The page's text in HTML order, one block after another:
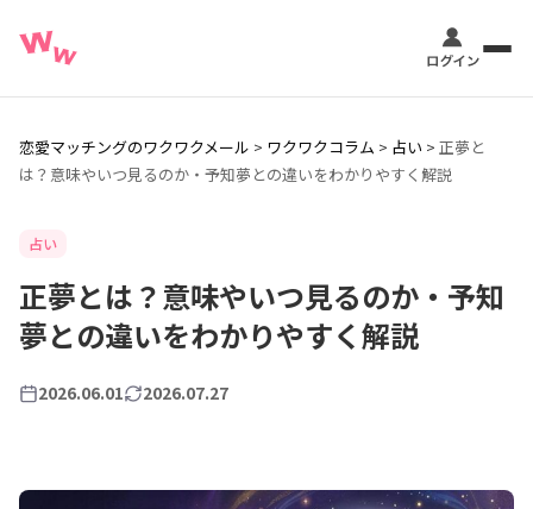
恋愛マッチングのワクワクメール > ワクワクコラム > 占い > 正夢と
は？意味やいつ見るのか・予知夢との違いをわかりやすく解説
占い
正夢とは？意味やいつ見るのか・予知
夢との違いをわかりやすく解説
2026.06.01 2026.07.27